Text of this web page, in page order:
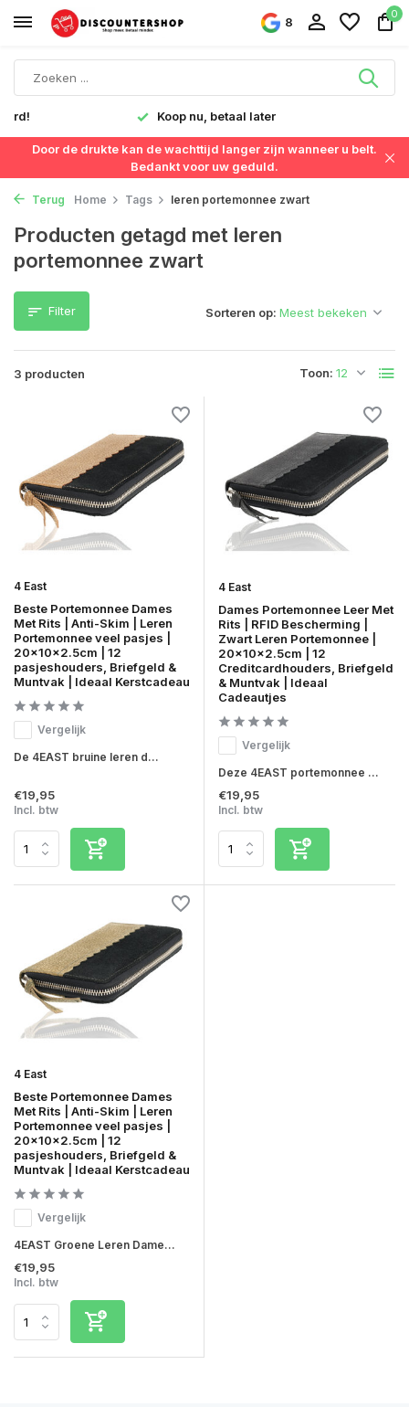
8
0
Koop nu, betaal later
Door de drukte kan de wachttijd langer zijn wanneer u belt.
Bedankt voor uw geduld.
Terug Home Tags leren portemonnee zwart
Producten getagd met leren
portemonnee zwart
Filter
3 producten Toon:
Sorteren op:
4 East
Beste Portemonnee Dames
Met Rits | Anti-Skim | Leren
Portemonnee veel pasjes |
20x10x2.5cm | 12
pasjeshouders, Briefgeld &
Muntvak | Ideaal Kerstcadeau
Vergelijk
De 4EAST bruine leren d...
€19,95
Incl. btw
4 East
Dames Portemonnee Leer Met
Rits | RFID Bescherming |
Zwart Leren Portemonnee |
20x10x2.5cm | 12
Creditcardhouders, Briefgeld
& Muntvak | Ideaal
Cadeautjes
Vergelijk
Deze 4EAST portemonnee ...
€19,95
Incl. btw
4 East
Beste Portemonnee Dames
Met Rits | Anti-Skim | Leren
Portemonnee veel pasjes |
20x10x2.5cm | 12
pasjeshouders, Briefgeld &
Muntvak | Ideaal Kerstcadeau
Vergelijk
4EAST Groene Leren Dame...
€19,95
Incl. btw